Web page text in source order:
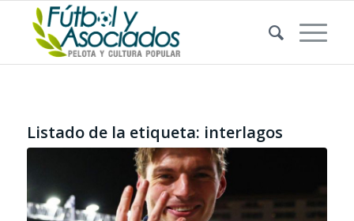
Listado de la etiqueta: interlagos